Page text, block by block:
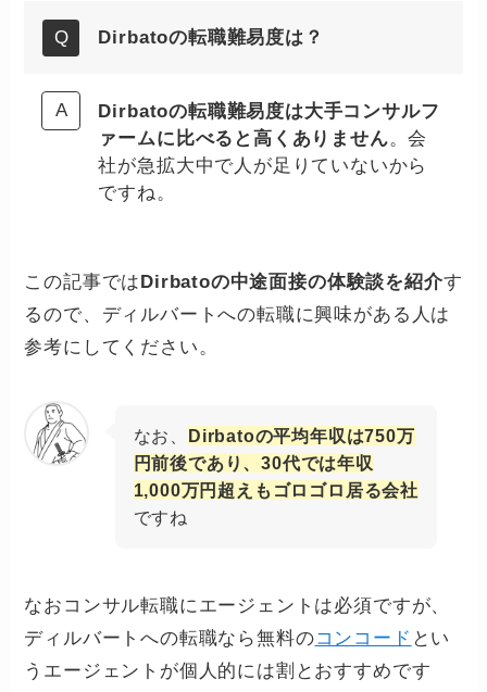
Dirbatoの転職難易度は？
Dirbatoの転職難易度は大手コンサルフ
ァームに比べると高くありません。会
社が急拡大中で人が足りていないから
ですね。
この記事ではDirbatoの中途面接の体験談を紹介す
るので、ディルバートへの転職に興味がある人は
参考にしてください。
なお、 Dirbatoの平均年収は750万
円前後であり、30代では年収
1,000万円超えもゴロゴロ居る会社
ですね
なおコンサル転職にエージェントは必須ですが、
ディルバートへの転職なら無料のコンコード とい
うエージェントが個人的には割とおすすめです